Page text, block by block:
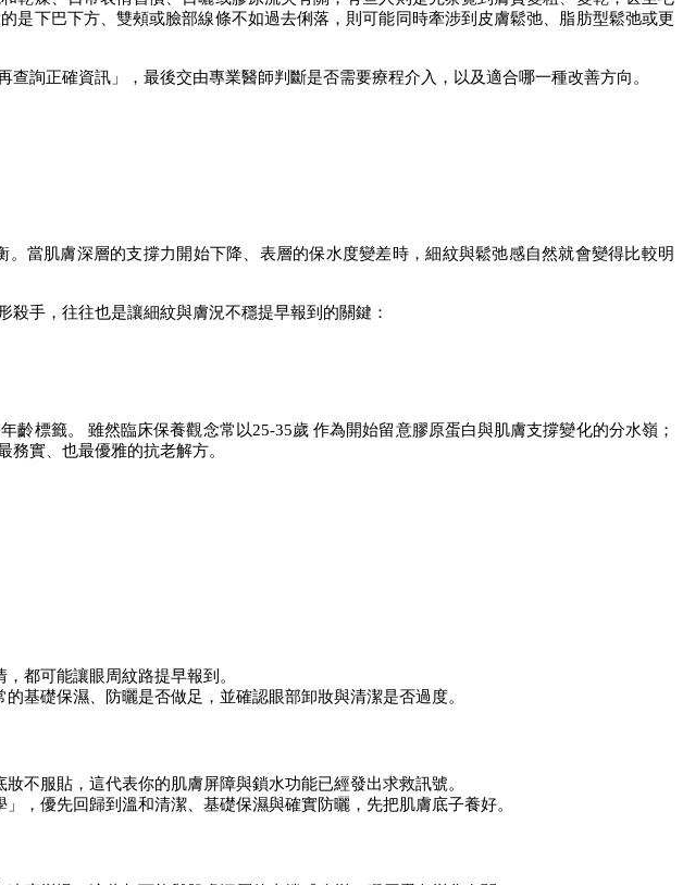
下巴下方、雙頰或臉部線條不如過去俐落，則可能同時牽涉到皮膚鬆弛、脂肪型鬆弛或更
詢正確資訊」，最後交由專業醫師判斷是否需要療程介入，以及適合哪一種改善方向。
當肌膚深層的支撐力開始下降、表層的保水度變差時，細紋與鬆弛感自然就會變得比較明
手，往往也是讓細紋與膚況不穩提早報到的關鍵：
齡標籤。 雖然臨床保養觀念常以25-35歲 作為開始留意膠原蛋白與肌膚支撐變化的分水嶺；
實、也最優雅的抗老解方。
都可能讓眼周紋路提早報到。
基礎保濕、防曬是否做足，並確認眼部卸妝與清潔是否過度。
不服貼，這代表你的肌膚屏障與鎖水功能已經發出求救訊號。
，優先回歸到溫和清潔、基礎保濕與確實防曬，先把肌膚底子養好。